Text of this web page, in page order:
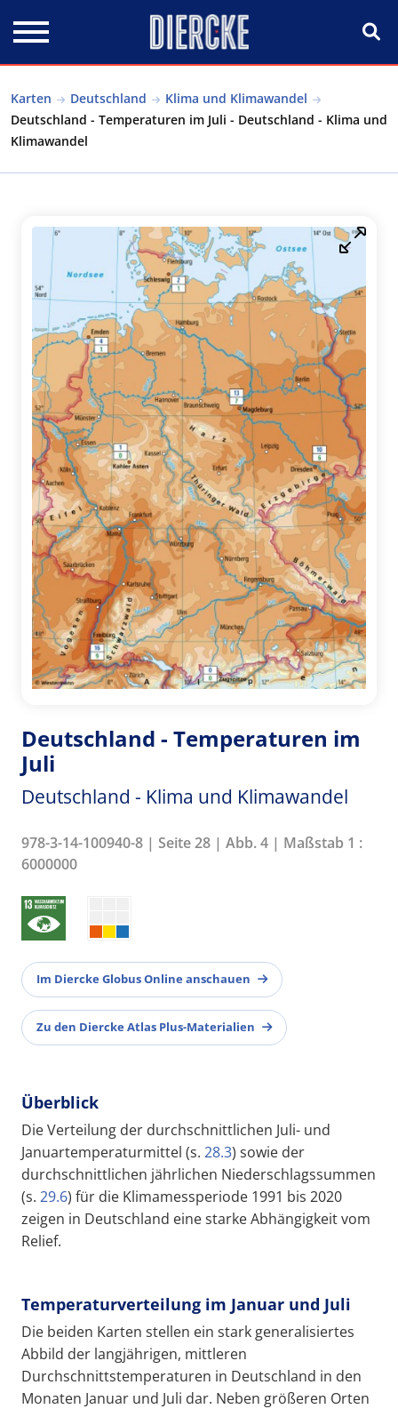
Karten Deutschland
Klima und Klimawandel
Deutschland - Temperaturen im Juli - Deutschland - Klima und
Klimawandel
Deutschland - Temperaturen im
Juli
Deutschland - Klima und Klimawandel
978-3-14-100940-8 | Seite 28 | Abb. 4 | Maßstab 1 :
6000000
Im Diercke Globus Online anschauen
Zu den Diercke Atlas Plus-Materialien
Überblick
Die Verteilung der durchschnittlichen Juli- und
Januartemperaturmittel (s. 28.3) sowie der
durchschnittlichen jährlichen Niederschlagssummen
(s. 29.6) für die Klimamessperiode 1991 bis 2020
zeigen in Deutschland eine starke Abhängigkeit vom
Relief.
Temperaturverteilung im Januar und Juli
Die beiden Karten stellen ein stark generalisiertes
Abbild der langjährigen, mittleren
Durchschnittstemperaturen in Deutschland in den
Monaten Januar und Juli dar. Neben größeren Orten